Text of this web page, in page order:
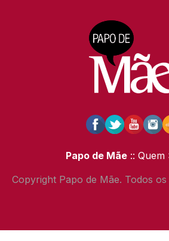
Papo de Mãe :: Quem
Copyright Papo de Mãe. Todos